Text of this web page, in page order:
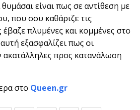
είναι πως σε αντίθεση με
που σου καθάριζε τις
έβαζε πλυμένες και κομμένες στο
εξασφαλίζει πως οι
ακατάλληλες προς κατανάλωση
στο Queen.gr